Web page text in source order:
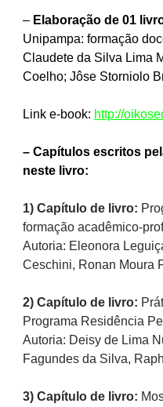
– Elaboração de 01
Unipampa: formação
Claudete da Silva Lima
Coelho; Jôse Storniolo
Link e-book: http://
– Capítulos escritos
neste livro:
1) Capítulo de livro:
formação acadêmico-
Autoria: Eleonora
Ceschini, Ronan Moura
2) Capítulo de livro:
Programa Residência
Autoria: Deisy de Lima
Fagundes da Silva,
3) Capítulo de livro: